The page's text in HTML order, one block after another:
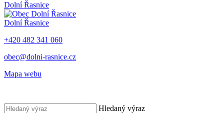
Dolní Řasnice
Dolní Řasnice
+420 482 341 060
obec@dolni-rasnice.cz
Mapa webu
Hledaný výraz